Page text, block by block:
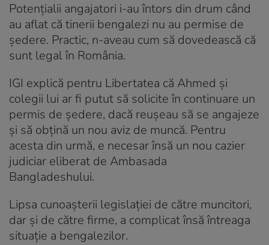
Potențialii angajatori i-au întors din drum când
au aflat că tinerii bengalezi nu au permise de
ședere. Practic, n-aveau cum să dovedească că
sunt legal în România.
IGI explică pentru Libertatea că Ahmed și
colegii lui ar fi putut să solicite în continuare un
permis de ședere, dacă reușeau să se angajeze
și să obțină un nou aviz de muncă. Pentru
acesta din urmă, e necesar însă un nou cazier
judiciar eliberat de Ambasada
Bangladeshului.
Lipsa cunoașterii legislației de către muncitori,
dar și de către firme, a complicat însă întreaga
situație a bengalezilor.